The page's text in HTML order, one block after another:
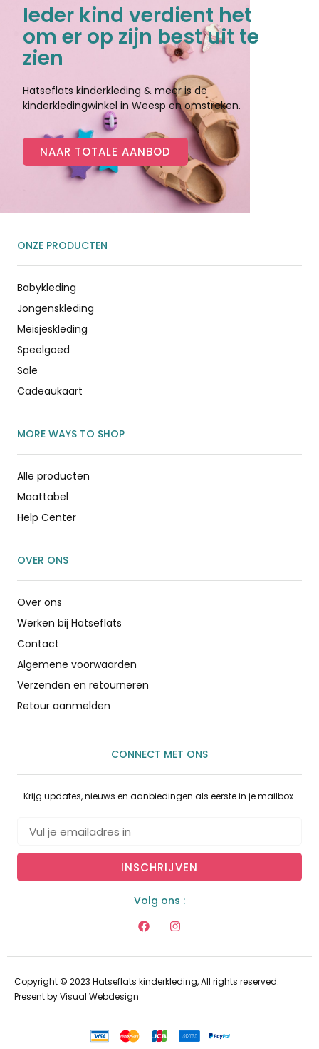
Ieder kind verdient het
om er op zijn best uit te
zien
Hatseflats kinderkleding & meer is de
kinderkledingwinkel in Weesp en omstreken.
NAAR TOTALE AANBOD
ONZE PRODUCTEN
Babykleding
Jongenskleding
Meisjeskleding
Speelgoed
Sale
Cadeaukaart
MORE WAYS TO SHOP
Alle producten
Maattabel
Help Center
OVER ONS
Over ons
Werken bij Hatseflats
Contact
Algemene voorwaarden
Verzenden en retourneren
Retour aanmelden
CONNECT MET ONS
Krijg updates, nieuws en aanbiedingen als eerste in je mailbox.
INSCHRIJVEN
Volg ons :
Copyright © 2023 Hatseflats kinderkleding, All rights reserved.
Present byVisual Webdesign